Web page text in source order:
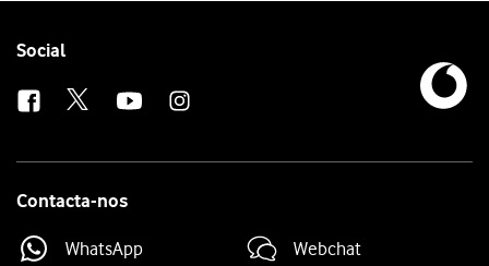
Follow
Social
Contacta-nos
WhatsApp Webchat